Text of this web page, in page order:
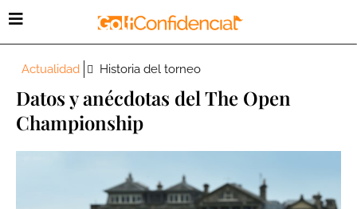
Actualidad Historia del torneo
Datos y anécdotas del The Open
Championship